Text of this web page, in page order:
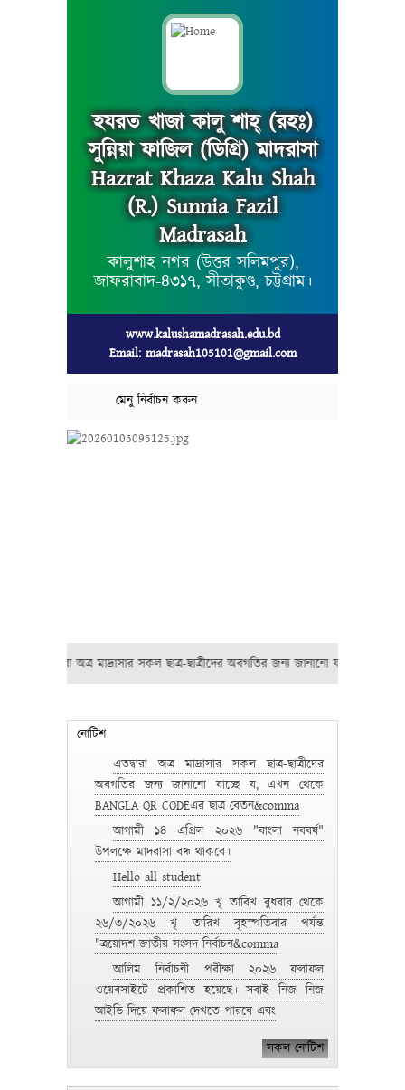
হযরত খাজা কালু শাহ্ (রহঃ)
সুন্নিয়া ফাজিল (ডিগ্রি) মাদরাসা
Hazrat Khaza Kalu Shah
(R.) Sunnia Fazil
Madrasah
কালুশাহ নগর (উত্তর সলিমপুর),
জাফরাবাদ-৪৩১৭, সীতাকুণ্ড, চট্টগ্রাম।
www.kalushamadrasah.edu.bd
Email: madrasah105101@gmail.com
মেনু নির্বাচন করুন
: এতদ্বারা অত্র মাদ্রাসার সকল ছাত্র-ছাত্রীদের অবগতির জন্য জানানো যাচ্ছে য,
নোটিশ
এতদ্বারা অত্র মাদ্রাসার সকল ছাত্র-ছাত্রীদের
অবগতির জন্য জানানো যাচ্ছে য, এখন থেকে
BANGLA QR CODEএর ছাত্র বেতন&comma
আগামী ১৪ এপ্রিল ২০২৬ "বাংলা নববর্ষ"
উপলক্ষে মাদরাসা বন্ধ থাকবে।
Hello all student
আগামী ১১/২/২০২৬ খৃ তারিখ বুধবার থেকে
২৬/৩/২০২৬ খৃ তারিখ বৃহস্পতিবার পর্যন্ত
"ত্রয়োদশ জাতীয় সংসদ নির্বাচন&comma
আলিম নির্বাচনী পরীক্ষা ২০২৬ ফলাফল
ওয়েবসাইটে প্রকাশিত হয়েছে। সবাই নিজ নিজ
আইডি দিয়ে ফলাফল দেখতে পারবে এবং
সকল নোটিশ